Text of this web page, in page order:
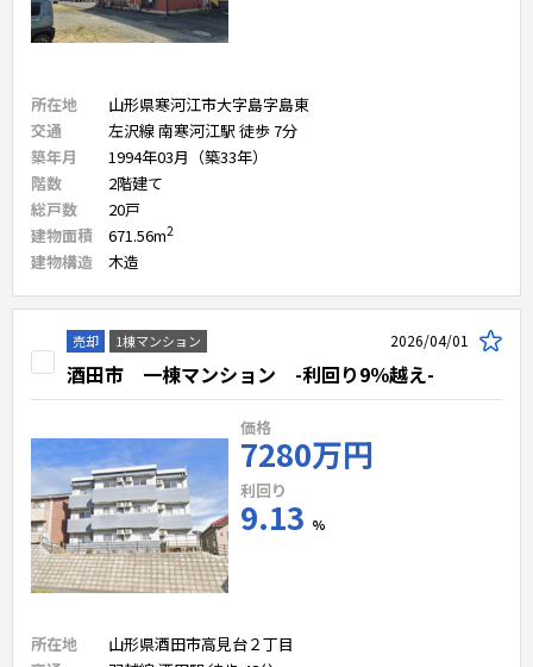
所在地
山形県寒河江市大字島字島東
交通
左沢線 南寒河江駅 徒歩 7分
築年月
1994年03月（築33年）
階数
2階建て
総戸数
20戸
建物面積
671.56m2
建物構造 木造
売却 1棟マンション
酒田市 一棟マンション -利回り9％越え-
2026/04/01
価格
7280万円
利回り
9.13 %
所在地
山形県酒田市高見台２丁目